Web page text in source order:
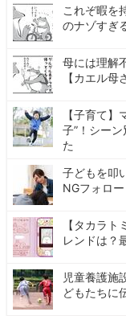
これぞ暇を
のナゾすぎ
母には理解
【カエル母
【子育て
子”！シー
た
子どもを叩
NGフォロー
【タカラ
レンドは？
児童養護施
どもたちに